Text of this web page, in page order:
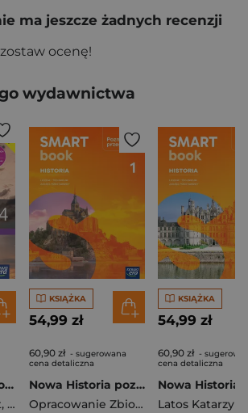
ma jeszcze żadnych recenzji
ocenę!
wydawnictwa
Nowa Historia Zrozumieć przeszłość podręcznik 4 liceum i technikum zakres rozszerzony EDYCJA 2025
, Agnieszka Zielińska
KSIĄŻKA
54,99 zł
60,90 zł - sugerowana
cena detaliczna
Nowa Historia poznać przeszłość 1 SMARTBOOK liceum i technikum zakres podstawowy edycja 2025
Opracowanie Zbiorowe
KSIĄŻKA
54,99 zł
60,90 zł -
cena detaliczna
Latos Katarzyna